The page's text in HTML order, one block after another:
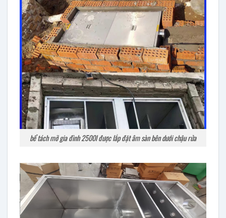
bể tách mỡ gia đình 2500l được lắp đặt âm sàn bên dưới chậu rửa